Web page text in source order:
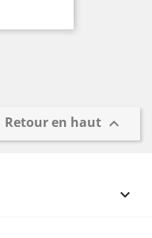
Retour en haut 
